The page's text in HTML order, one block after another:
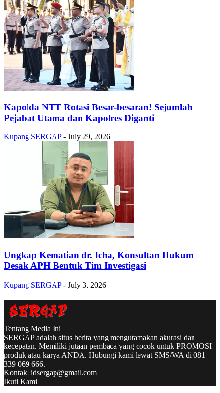
Kapolda NTT Rotasi Besar-besaran! Sejumlah
Pejabat Utama dan Kapolres Diganti
Kupang SERGAP - July 29, 2026
Ungkap Kematian dr. Icha, Konsultan Hukum
Desak APH Bentuk Tim Investigasi
Kupang SERGAP - July 3, 2026
Tentang Media Ini
SERGAP adalah situs berita yang mengutamakan akurasi dan
kecepatan. Memiliki jutaan pembaca yang cocok untuk PROMOSI
produk atau karya ANDA. Hubungi kami lewat SMS/WA di 081
339 069 666.
Kontak: idsergap@gmail.com
Ikuti Kami